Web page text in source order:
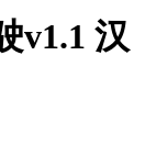
v1.1 汉